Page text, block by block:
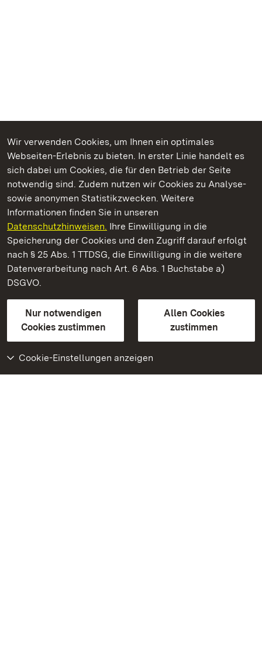
Wir verwenden Cookies, um Ihnen ein optimales
Webseiten-Erlebnis zu bieten. In erster Linie handelt es
sich dabei um Cookies, die für den Betrieb der Seite
notwendig sind. Zudem nutzen wir Cookies zu Analyse-
sowie anonymen Statistikzwecken. Weitere
Informationen finden Sie in unseren
Datenschutzhinweisen. Ihre Einwilligung in die
Speicherung der Cookies und den Zugriff darauf erfolgt
nach § 25 Abs. 1 TTDSG, die Einwilligung in die weitere
Datenverarbeitung nach Art. 6 Abs. 1 Buchstabe a)
DSGVO.
Nur notwendigen
Cookies zustimmen
Allen Cookies
zustimmen
Cookie-Einstellungen anzeigen
Kommen. Staunen. Genießen.
Kloster und Schloss Salem
Staatliche Schlösser und Gärten Baden-Württemberg
Kontakt
GebärdenspracheLeichte Sprache
Erklärung zur Barrierefreiheit
BITV-konform (geprüfte Seiten)
Weiteres